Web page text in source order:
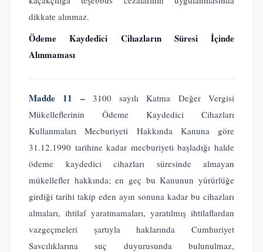
dikkate alınmaz.
Ödeme Kaydedici Cihazların Süresi İçinde
Alınmaması
Madde 11 – 3100 sayılı Katma Değer Vergisi
Mükelleflerinin Ödeme Kaydedici Cihazları
Kullanmaları Mecburiyeti Hakkında Kanuna göre
31.12.1990 tarihine kadar mecburiyeti başladığı halde
ödeme kaydedici cihazları süresinde almayan
mükellefler hakkında; en geç bu Kanunun yürürlüğe
girdiği tarihi takip eden ayın sonuna kadar bu cihazları
almaları, ihtilaf yaratmamaları, yaratılmış ihtilaflardan
vazgeçmeleri şartıyla haklarında Cumhuriyet
Savcılıklarına suç duyurusunda bulunulmaz,